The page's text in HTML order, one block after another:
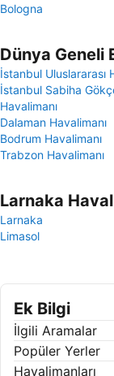
Bologna
Dünya Geneli
İstanbul Uluslararası
İstanbul Sabiha
Havalimanı
Dalaman Havalimanı
Bodrum Havalimanı
Trabzon Havalimanı
Larnaka
Larnaka
Limasol
Ek Bilgi
İlgili Aramalar
Popüler Yerler
Havalimanları